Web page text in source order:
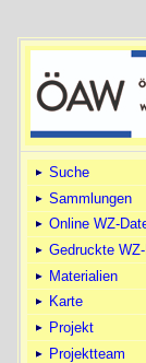
Suche
Sammlungen
Online WZ-
Gedruckte
Materialien
Karte
Projekt
Projektteam